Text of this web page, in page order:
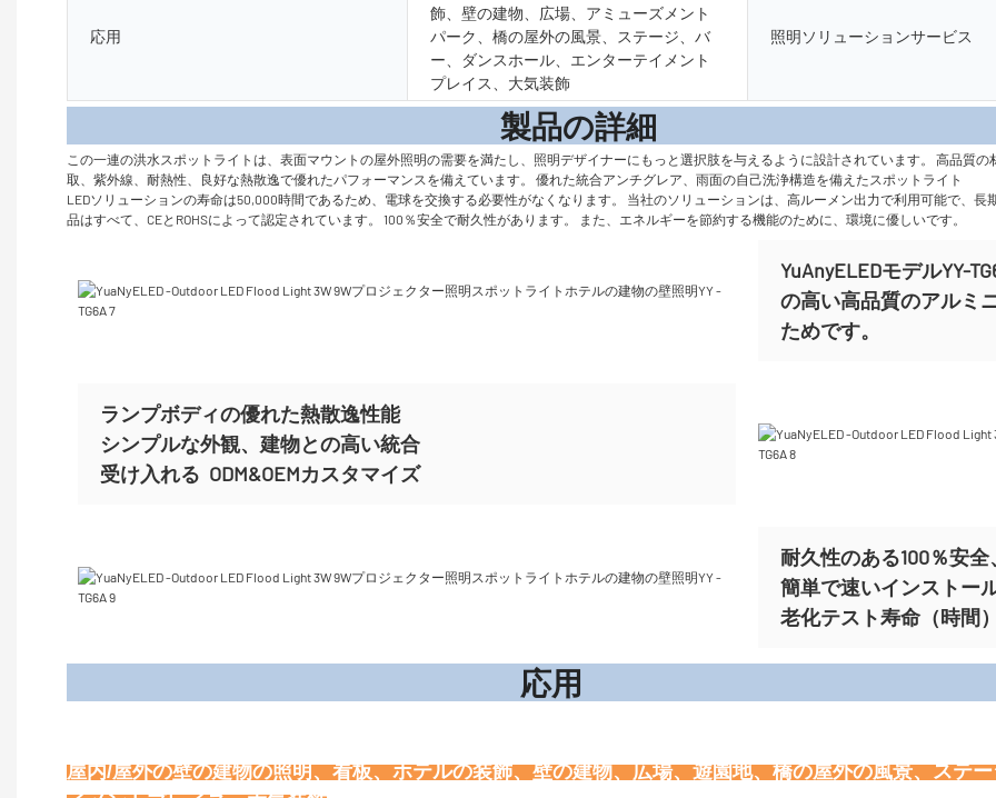
応用
飾、壁の建物、広場、アミューズメント
パーク、橋の屋外の風景、ステージ、バ
ー、ダンスホール、エンターテイメント
プレイス、大気装飾
照明ソリューションサービス
製品の詳
この一連の洪水スポットライトは、表面マウントの屋外照明の需要を満たし、照明デザイナーにもっと選択肢を与えるように設計されています。 高品質
取、紫外線、耐熱性、良好な熱散逸で優れたパフォーマンスを備えています。 優れた統合アンチグレア、雨面の自己洗浄構造を備えたスポットライト
LEDソリューションの寿命は50,000時間であるため、電球を交換する必要性がなくなります。 当社のソリューションは、高ルーメン出力で利用可能で、
品はすべて、CEとROHSによって認定されています。 100％安全で耐久性があります。 また、エネルギーを節約する機能のために、環境に優しいです。
YuAnyELEDモデルYY-
の高い高品質のアルミ
ためです。
ランプボディの優れた熱散逸性能
シンプルな外観、建物との高い統合
受け入れる ODM&OEMカスタマイズ
耐久性のある100％安全
簡単で速いインストー
老化テスト寿命（時間
応
屋内/屋外の壁の建物の照明、看板、ホテルの装飾、壁の建物、広場、遊園地、橋の屋外の風景、ステ